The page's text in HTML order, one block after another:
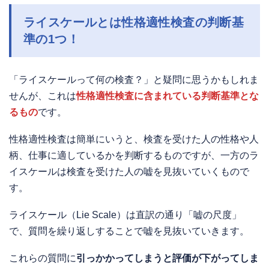
ライスケールとは性格適性検査の判断基
準の1つ！
「ライスケールって何の検査？」と疑問に思うかもしれま
せんが、これは性格適性検査に含まれている判断基準とな
るものです。
性格適性検査は簡単にいうと、検査を受けた人の性格や人
柄、仕事に適しているかを判断するものですが、一方のラ
イスケールは検査を受けた人の嘘を見抜いていくもので
す。
ライスケール（Lie Scale）は直訳の通り「嘘の尺度」
で、質問を繰り返しすることで嘘を見抜いていきます。
これらの質問に引っかかってしまうと評価が下がってしま